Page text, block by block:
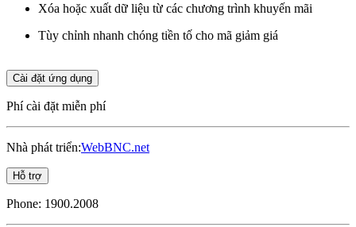
Xóa hoặc xuất dữ liệu từ các chương trình khuyến mãi
Tùy chỉnh nhanh chóng tiền tố cho mã giảm giá
Cài đặt ứng dụng
Phí cài đặt miễn phí
Nhà phát triển:WebBNC.net
Hỗ trợ
Phone: 1900.2008